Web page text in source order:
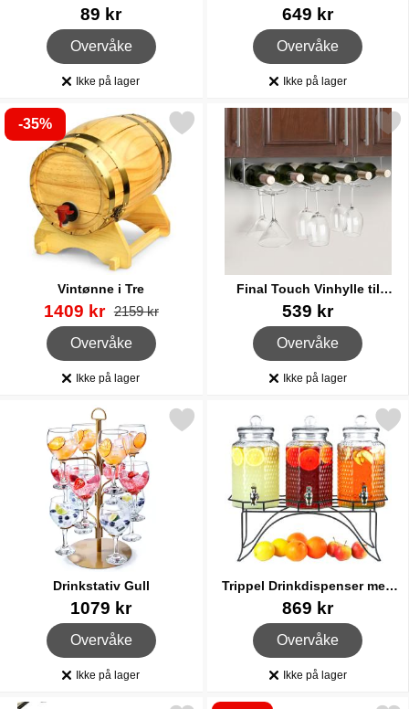
Varenummer 44693
89 kr
Overvåke
, Metallskilt Cocktail Bar
Produkttilgjengelighet:
Ikke på lager
Liter
Varenummer 86057
649 kr
Overvåke
, Drikkedispenser med
Produkttilgjengelighet:
Ikke på lager
-35%
Vintønne i Tre
Varenummer 16672
ny pris
1409 kr gammel pris
2159 kr
Overvåke
, Vintønne i Tre
Produkttilgjengelighet:
Ikke på lager
Merk vintønne i Tre som favoritt
Final Touch Vinhylle til
Kjøkkenskap
Varenummer 16676
539 kr
Overvåke
, Final Touch Vinhylle
Produkttilgjengelighet:
Ikke på lager
Merk final Touch Vinhylle til
Drinkstativ Gull
Varenummer 22031
1079 kr
Overvåke
, Drinkstativ Gull
Produkttilgjengelighet:
Ikke på lager
Merk drinkstativ Gull som favoritt
Trippel Drinkdispenser med
Stativ
Varenummer 23577
869 kr
Overvåke
, Trippel
Produkttilgjengelighet:
Ikke på lager
Merk trippel Drinkdispenser